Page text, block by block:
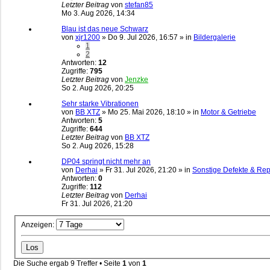
Letzter Beitrag von stefan85
Mo 3. Aug 2026, 14:34
Blau ist das neue Schwarz
von xjr1200 » Do 9. Jul 2026, 16:57 » in Bildergalerie
1
2
Antworten: 12
Zugriffe: 795
Letzter Beitrag von Jenzke
So 2. Aug 2026, 20:25
Sehr starke Vibrationen
von BB XTZ » Mo 25. Mai 2026, 18:10 » in Motor & Getriebe
Antworten: 5
Zugriffe: 644
Letzter Beitrag von BB XTZ
So 2. Aug 2026, 15:28
DP04 springt nicht mehr an
von Derhai » Fr 31. Jul 2026, 21:20 » in Sonstige Defekte &
Antworten: 0
Zugriffe: 112
Letzter Beitrag von Derhai
Fr 31. Jul 2026, 21:20
Anzeigen:
Die Suche ergab 9 Treffer • Seite 1 von 1